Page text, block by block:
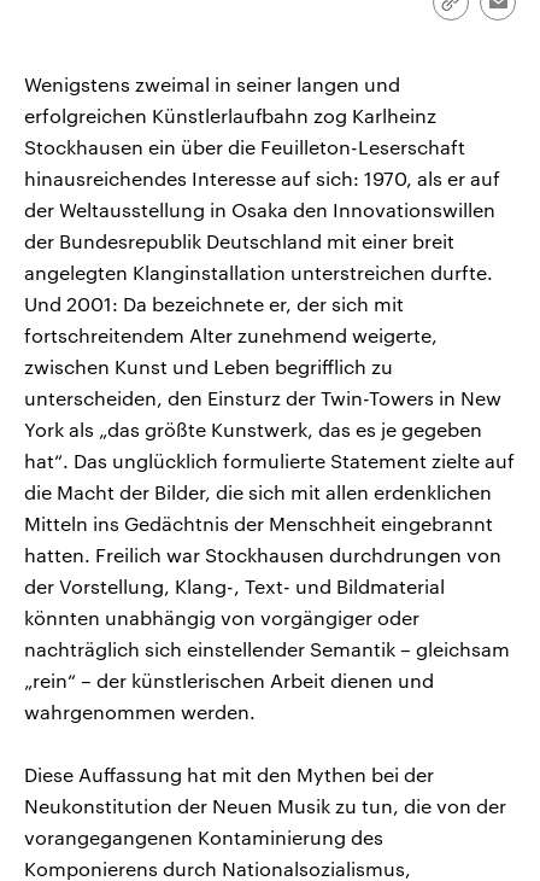
Link
Wenigstens zweimal in seiner langen und
erfolgreichen Künstlerlaufbahn zog Karlheinz
Stockhausen ein über die Feuilleton-Leserschaft
hinausreichendes Interesse auf sich: 1970, als er auf
der Weltausstellung in Osaka den Innovationswillen
der Bundesrepublik Deutschland mit einer breit
angelegten Klanginstallation unterstreichen durfte.
Und 2001: Da bezeichnete er, der sich mit
fortschreitendem Alter zunehmend weigerte,
zwischen Kunst und Leben begrifflich zu
unterscheiden, den Einsturz der Twin-Towers in New
York als „das größte Kunstwerk, das es je gegeben
hat“. Das unglücklich formulierte Statement zielte auf
die Macht der Bilder, die sich mit allen erdenklichen
Mitteln ins Gedächtnis der Menschheit eingebrannt
hatten. Freilich war Stockhausen durchdrungen von
der Vorstellung, Klang-, Text- und Bildmaterial
könnten unabhängig von vorgängiger oder
nachträglich sich einstellender Semantik – gleichsam
„rein“ – der künstlerischen Arbeit dienen und
wahrgenommen werden.
Diese Auffassung hat mit den Mythen bei der
Neukonstitution der Neuen Musik zu tun, die von der
vorangegangenen Kontaminierung des
Komponierens durch Nationalsozialismus,